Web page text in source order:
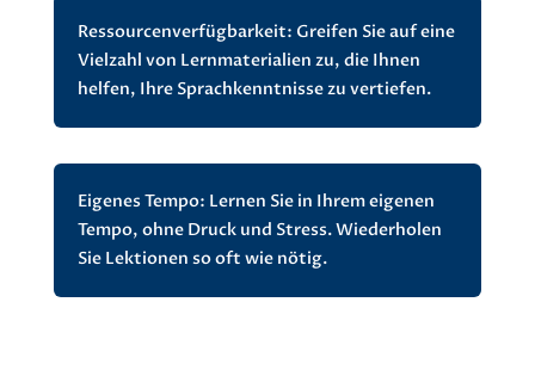
Ressourcenverfügbarkeit: Greifen Sie auf eine
Vielzahl von Lernmaterialien zu, die Ihnen
helfen, Ihre Sprachkenntnisse zu vertiefen.
Eigenes Tempo: Lernen Sie in Ihrem eigenen
Tempo, ohne Druck und Stress. Wiederholen
Sie Lektionen so oft wie nötig.